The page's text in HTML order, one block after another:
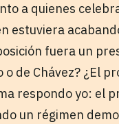
a quienes
estuviera
fuera un
o de Chávez? ¿El
respondo yo: el
un régimen